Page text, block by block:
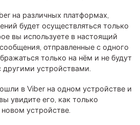
на различных платформах,
будет осуществляться только
вы используете в настоящий
отправленные с одного
только на нём и не будут
другими устройствами.
в Viber на одном устройстве и
увидите его, как только
новом устройстве.